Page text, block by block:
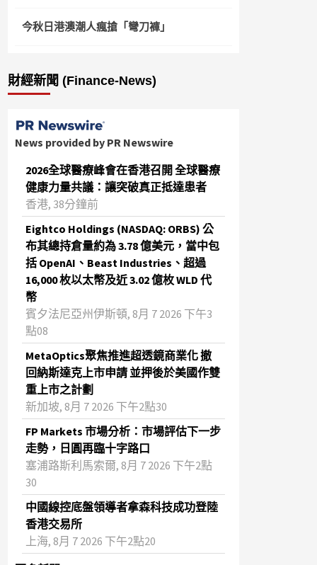
今秋日港澳潮人瘋搶「彎刀褲」
財經新聞 (Finance-News)
News provided by PR Newswire
2026全球醫療峰會在香港召開 全球醫療
健康力量共議：讓突破真正抵達患者
香港, 38分鐘前
Eightco Holdings (NASDAQ: ORBS) 公
布其總持倉量約為 3.78 億美元，當中包
括 OpenAI、Beast Industries、超過
16,000 枚以太幣及近 3.02 億枚 WLD 代
幣
賓夕法尼亞州伊斯頓, 8月 7 2026 下午3
點08
MetaOptics聚焦推進超透鏡商業化 撤
回納斯達克上市申請 並押後於美國作雙
重上市之計劃
新加坡, 8月 7 2026 下午2點30
FP Markets 市場分析：市場評估下一步
走勢，日圓再臨十字路口
塞浦路斯利馬索爾, 8月 7 2026 下午2點
30
中國線控底盤領導者拿森科技成功登陸
香港交易所
上海, 8月 7 2026 下午2點20